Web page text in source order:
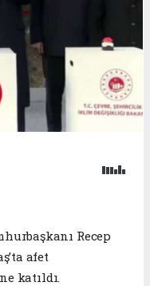
Recep
afet
katıldı.